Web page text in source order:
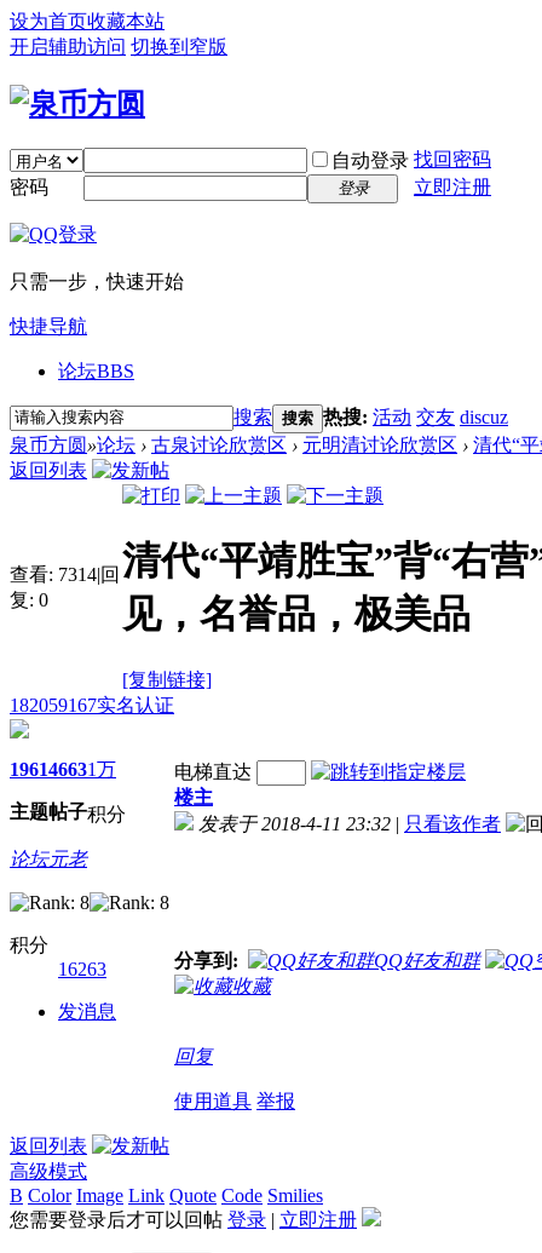
设为首页收藏本站
开启辅助访问 切换到窄版
自动登录 找回密码
密码
登录 立即注册
只需一步，快速开始
快捷导航
论坛BBS
搜索 搜索 热搜: 活动 交友 discuz
泉币方圆 »论坛 › 古泉讨论欣赏区 › 元明清讨论欣赏区 › 清代“
返回列表
查看: 7314|回
复: 0
清代“平靖胜宝”背“右
见，名誉品，极美品
[复制链接]
182059167实名认证
1961
主题
4663
帖子
1万
积分
论坛元老
积分
16263
发消息
电梯直达
楼主
发表于 2018-4-11 23:32 | 只看该作者
分享到:
QQ好友和群
收藏
回复
使用道具 举报
返回列表
高级模式
B Color Image Link Quote Code Smilies
您需要登录后才可以回帖 登录 | 立即注册